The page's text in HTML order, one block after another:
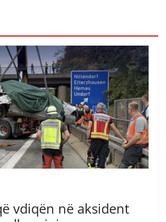
vdiqën në aksident